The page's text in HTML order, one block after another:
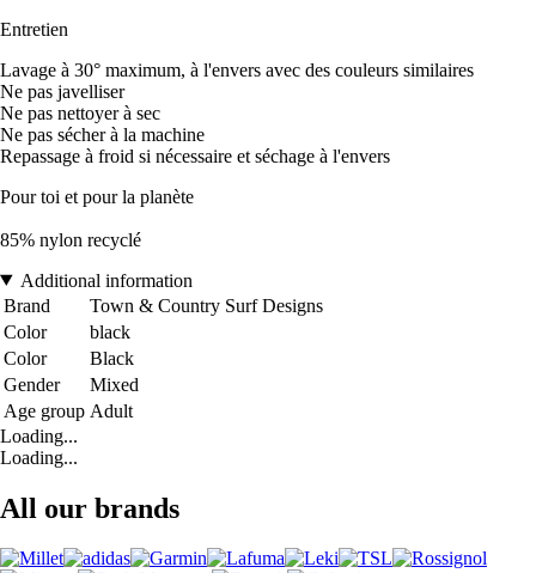
Entretien
Lavage à 30° maximum, à l'envers avec des couleurs similaires
Ne pas javelliser
Ne pas nettoyer à sec
Ne pas sécher à la machine
Repassage à froid si nécessaire et séchage à l'envers
Pour toi et pour la planète
85% nylon recyclé
Additional information
Brand
Town & Country Surf Designs
Color
black
Color
Black
Gender
Mixed
Age group Adult
Loading...
Loading...
All our brands